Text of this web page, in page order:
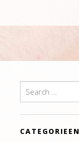
for:
CATEGORIEEN